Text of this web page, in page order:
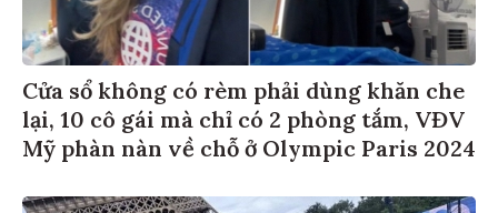
Cửa sổ không có rèm phải dùng khăn che
lại, 10 cô gái mà chỉ có 2 phòng tắm, VĐV
Mỹ phàn nàn về chỗ ở Olympic Paris 2024